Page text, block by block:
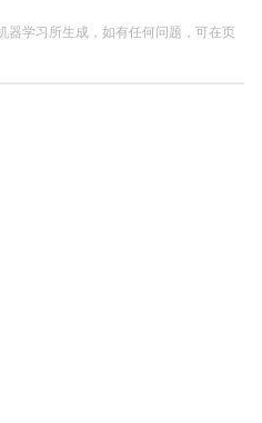
器学习所生成，如有任何问题，可在页